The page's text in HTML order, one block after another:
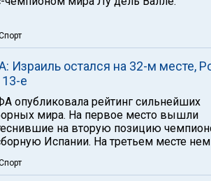
Израиль остался на 32-м месте,
е
опубликовала рейтинг сильнейших
мира. На первое место вышли
на вторую позицию
Испании. На третьем месте